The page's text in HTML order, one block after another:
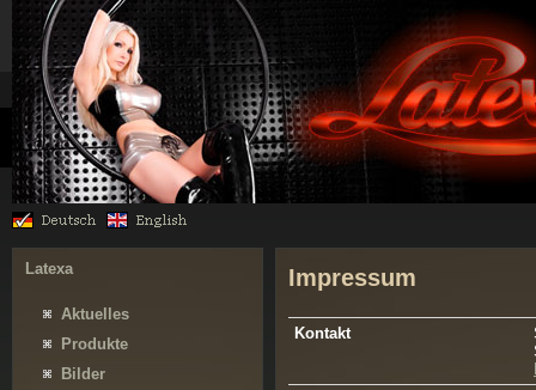
Latexa
Aktuelles
Produkte
Bilder
Impressum
Kontakt